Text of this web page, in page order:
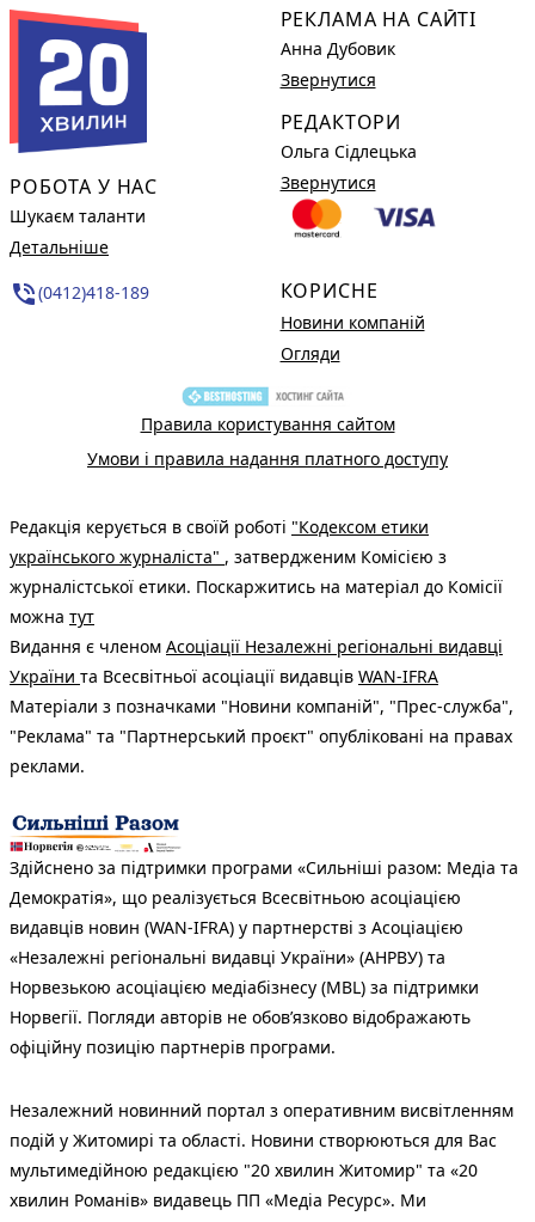
РОБОТА У НАС
Шукаєм таланти
Детальніше
phone_in_talk(0412)418-189
РЕКЛАМА НА САЙТІ
Анна Дубовик
Звернутися
РЕДАКТОРИ
Ольга Сідлецька
Звернутися
КОРИСНЕ
Новини компаній
Огляди
Правила користування сайтом
Умови і правила надання платного доступу
Редакція керується в своїй роботі "Кодексом етики
українського журналіста" , затвердженим Комісією з
журналістської етики. Поскаржитись на матеріал до Комісії
можна тут
Видання є членом Асоціації Незалежні регіональні видавці
України та Всесвітньої асоціації видавців WAN-IFRA
Матеріали з позначками "Новини компаній", "Прес-служба",
"Реклама" та "Партнерський проєкт" опубліковані на правах
реклами.
Здійснено за підтримки програми «Сильніші разом: Медіа та
Демократія», що реалізується Всесвітньою асоціацією
видавців новин (WAN-IFRA) у партнерстві з Асоціацією
«Незалежні регіональні видавці України» (АНРВУ) та
Норвезькою асоціацією медіабізнесу (MBL) за підтримки
Норвегії. Погляди авторів не обов’язково відображають
офіційну позицію партнерів програми.
Незалежний новинний портал з оперативним висвітленням
подій у Житомирі та області. Новини створюються для Вас
мультимедійною редакцією "20 хвилин Житомир" та «20
хвилин Романів» видавець ПП «Медіа Ресурс». Ми